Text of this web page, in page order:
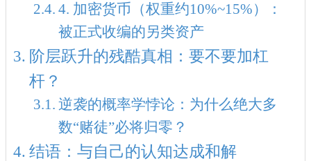
4. 加密货币（权重约10%~15%）：
被正式收编的另类资产
阶层跃升的残酷真相：要不要加杠
杆？
逆袭的概率学悖论：为什么绝大多
数“赌徒”必将归零？
结语：与自己的认知达成和解